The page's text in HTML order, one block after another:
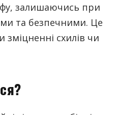
залишаючись при
та безпечними. Це
схилів чи